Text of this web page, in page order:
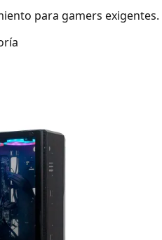
para gamers